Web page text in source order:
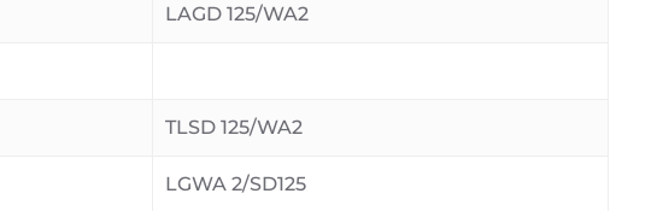
LAGD 125/WA2
TLSD 125/WA2
LGWA 2/SD125